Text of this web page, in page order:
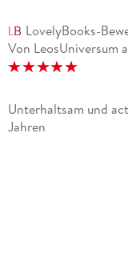
LovelyBooks-
Von LeosUniversum
Unterhaltsam und
Jahren